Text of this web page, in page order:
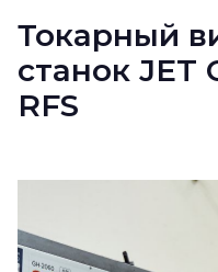
Токарный
станок JET
RFS